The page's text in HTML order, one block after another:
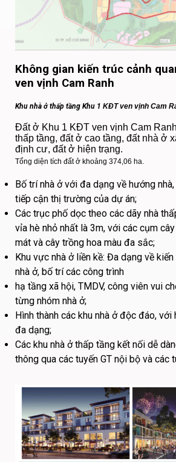
Không gian kiến trúc cảnh
ven vịnh Cam Ranh
Khu nhà ở thấp tầng Khu 1 KĐT ven vịnh Cam
Đất ở Khu 1 KĐT ven vịnh Cam
thấp tầng, đất ở cao tầng, đất nhà ở
định cư, đất ở hiện trạng.
Tổng diện tích đất ở khoảng 374,06 ha.
Bố trí nhà ở với đa dạng về hướng
tiếp cận thị trường của dự án;
Các trục phố dọc theo các dãy nhà
vỉa hè nhỏ nhất là 3m, với các cụm
mát và cây trồng hoa màu đa sắc;
Khu vực nhà ở liền kề: Đa dạng về
nhà ở, bố trí các công trình
hạ tầng xã hội, TMDV, công viên vui
từng nhóm nhà ở;
Hình thành các khu nhà ở độc đáo, với
đa dạng;
Các khu nhà ở thấp tầng kết nối dễ
thông qua các tuyến GT nội bộ và các